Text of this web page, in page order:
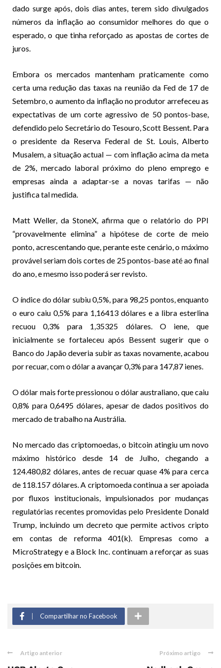
dado surge após, dois dias antes, terem sido divulgados
números da inflação ao consumidor melhores do que o
esperado, o que tinha reforçado as apostas de cortes de
juros.
Embora os mercados mantenham praticamente como
certa uma redução das taxas na reunião da Fed de 17 de
Setembro, o aumento da inflação no produtor arrefeceu as
expectativas de um corte agressivo de 50 pontos-base,
defendido pelo Secretário do Tesouro, Scott Bessent. Para
o presidente da Reserva Federal de St. Louis, Alberto
Musalem, a situação actual — com inflação acima da meta
de 2%, mercado laboral próximo do pleno emprego e
empresas ainda a adaptar-se a novas tarifas — não
justifica tal medida.
Matt Weller, da StoneX, afirma que o relatório do PPI
“provavelmente elimina” a hipótese de corte de meio
ponto, acrescentando que, perante este cenário, o máximo
provável seriam dois cortes de 25 pontos-base até ao final
do ano, e mesmo isso poderá ser revisto.
O índice do dólar subiu 0,5%, para 98,25 pontos, enquanto
o euro caiu 0,5% para 1,16413 dólares e a libra esterlina
recuou 0,3% para 1,35325 dólares. O iene, que
inicialmente se fortaleceu após Bessent sugerir que o
Banco do Japão deveria subir as taxas novamente, acabou
por recuar, com o dólar a avançar 0,3% para 147,87 ienes.
O dólar mais forte pressionou o dólar australiano, que caiu
0,8% para 0,6495 dólares, apesar de dados positivos do
mercado de trabalho na Austrália.
No mercado das criptomoedas, o bitcoin atingiu um novo
máximo histórico desde 14 de Julho, chegando a
124.480,82 dólares, antes de recuar quase 4% para cerca
de 118.157 dólares. A criptomoeda continua a ser apoiada
por fluxos institucionais, impulsionados por mudanças
regulatórias recentes promovidas pelo Presidente Donald
Trump, incluindo um decreto que permite activos cripto
em contas de reforma 401(k). Empresas como a
MicroStrategy e a Block Inc. continuam a reforçar as suas
posições em bitcoin.
Compartilhar no Facebook
Artigo anterior Próximo artigo